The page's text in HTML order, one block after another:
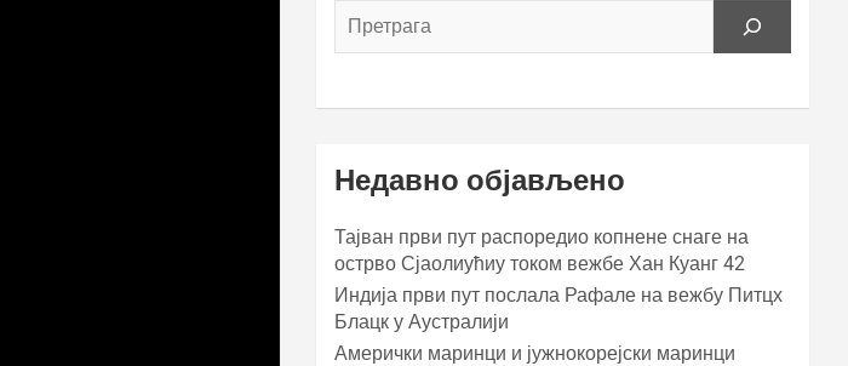
Недавно објављено
Тајван први пут распоредио копнене снаге на
острво Сјаолиућиу током вежбе Хан Куанг 42
Индија први пут послала Рафале на вежбу Питцх
Блацк у Аустралији
Амерички маринци и јужнокорејски маринци